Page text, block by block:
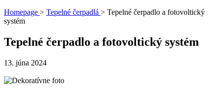
Homepage > Tepelné čerpadlá > Tepelné čerpadlo a fotovoltický
systém
Tepelné čerpadlo a fotovoltický systém
13. júna 2024